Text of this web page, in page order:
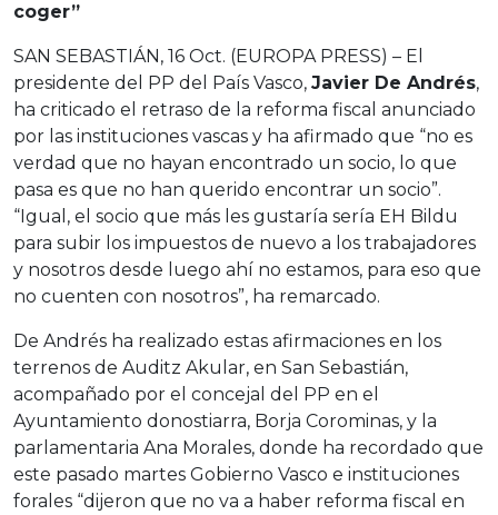
coger”
SAN SEBASTIÁN, 16 Oct. (EUROPA PRESS) – El
presidente del PP del País Vasco, Javier De Andrés,
ha criticado el retraso de la reforma fiscal anunciado
por las instituciones vascas y ha afirmado que “no es
verdad que no hayan encontrado un socio, lo que
pasa es que no han querido encontrar un socio”.
“Igual, el socio que más les gustaría sería EH Bildu
para subir los impuestos de nuevo a los trabajadores
y nosotros desde luego ahí no estamos, para eso que
no cuenten con nosotros”, ha remarcado.
De Andrés ha realizado estas afirmaciones en los
terrenos de Auditz Akular, en San Sebastián,
acompañado por el concejal del PP en el
Ayuntamiento donostiarra, Borja Corominas, y la
parlamentaria Ana Morales, donde ha recordado que
este pasado martes Gobierno Vasco e instituciones
forales “dijeron que no va a haber reforma fiscal en